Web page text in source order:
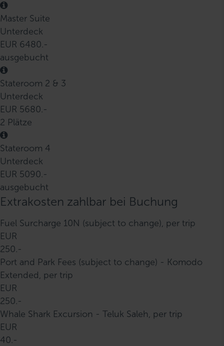
Master Suite
Unterdeck
EUR 6480.-
ausgebucht
Stateroom 2 & 3
Unterdeck
EUR 5680.-
2 Plätze
Stateroom 4
Unterdeck
EUR 5090.-
ausgebucht
Extrakosten zahlbar bei Buchung
Fuel Surcharge 10N (subject to change), per trip
EUR
250.-
Port and Park Fees (subject to change) - Komodo
Extended, per trip
EUR
250.-
Whale Shark Excursion - Teluk Saleh, per trip
EUR
40.-